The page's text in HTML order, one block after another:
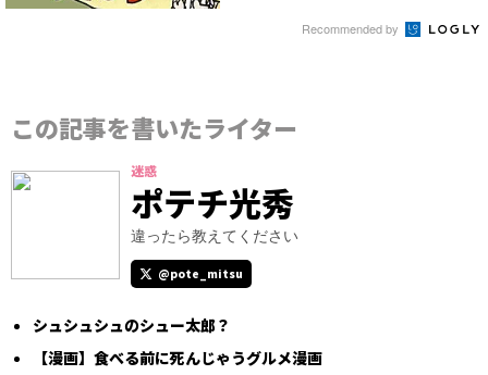
Recommended by
この記事を書いたライター
迷惑
ポテチ光秀
違ったら教えてください
@pote_mitsu
シュシュシュのシュー太郎？
【漫画】食べる前に死んじゃうグルメ漫画